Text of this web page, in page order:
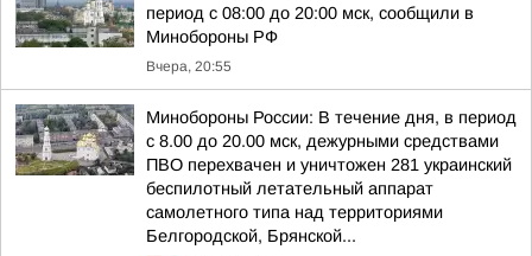
период с 08:00 до 20:00 мск, сообщили в
Минобороны РФ
Вчера, 20:55
Минобороны России: В течение дня, в период
с 8.00 до 20.00 мск, дежурными средствами
ПВО перехвачен и уничтожен 281 украинский
беспилотный летательный аппарат
самолетного типа над территориями
Белгородской, Брянской...